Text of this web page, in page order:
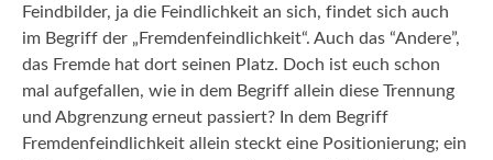
Feindbilder, ja die Feindlichkeit an sich, findet sich auch
im Begriff der „Fremdenfeindlichkeit“. Auch das “Andere”,
das Fremde hat dort seinen Platz. Doch ist euch schon
mal aufgefallen, wie in dem Begriff allein diese Trennung
und Abgrenzung erneut passiert? In dem Begriff
Fremdenfeindlichkeit allein steckt eine Positionierung; ein